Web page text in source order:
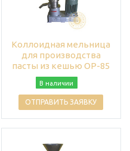
Коллоидная мельница
для производства
пасты из кешью OP-85
В наличии
ОТПРАВИТЬ ЗАЯВКУ